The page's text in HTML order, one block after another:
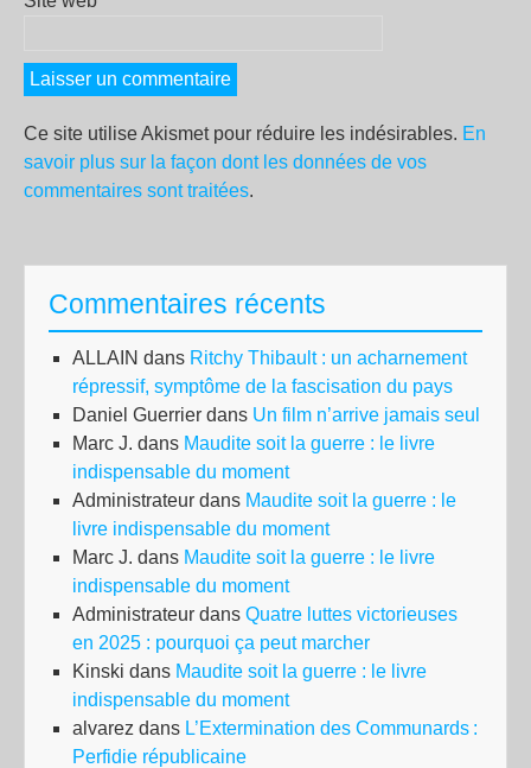
Ce site utilise Akismet pour réduire les indésirables. En
savoir plus sur la façon dont les données de vos
commentaires sont traitées.
Commentaires récents
ALLAIN dans Ritchy Thibault : un acharnement
répressif, symptôme de la fascisation du pays
Daniel Guerrier dans Un film n’arrive jamais seul
Marc J. dans Maudite soit la guerre : le livre
indispensable du moment
Administrateur dans Maudite soit la guerre : le
livre indispensable du moment
Marc J. dans Maudite soit la guerre : le livre
indispensable du moment
Administrateur dans Quatre luttes victorieuses
en 2025 : pourquoi ça peut marcher
Kinski dans Maudite soit la guerre : le livre
indispensable du moment
alvarez dans L’Extermination des Communards :
Perfidie républicaine